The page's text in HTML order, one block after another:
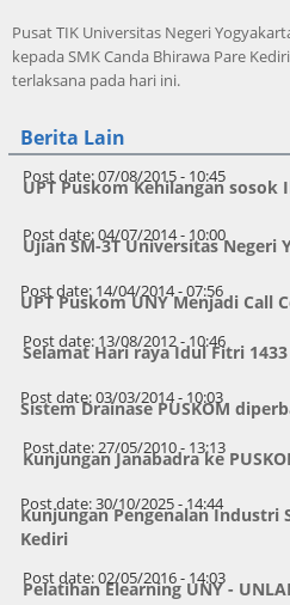
Pusat TIK Universitas Negeri
kepada SMK Canda Bhirawa Pare
terlaksana pada hari ini.
Berita Lain
Post date:07/08/2015 - 10:45
UPT Puskom Kehilangan sosok
Post date:04/07/2014 - 10:00
Ujian SM-3T Universitas Negeri
Post date:14/04/2014 - 07:56
UPT Puskom UNY Menjadi Call
Post date: 13/08/2012 - 10:46
Selamat Hari raya Idul Fitri 1433
Post date:03/03/2014 - 10:03
Sistem Drainase PUSKOM
Post date:27/05/2010 - 13:13
Kunjungan Janabadra ke
Post date:30/10/2025 - 14:44
Kunjungan Pengenalan Industri
Kediri
Post date:02/05/2016 - 14:03
Pelatihan Elearning UNY -